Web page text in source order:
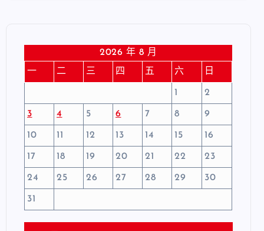
2026 年 8 月
一
二 三 四 五 六 日
1 2
3 4 5 6 7 8 9
10 11 12 13 14 15 16
17 18 19 20 21 22 23
24 25 26 27 28 29 30
31